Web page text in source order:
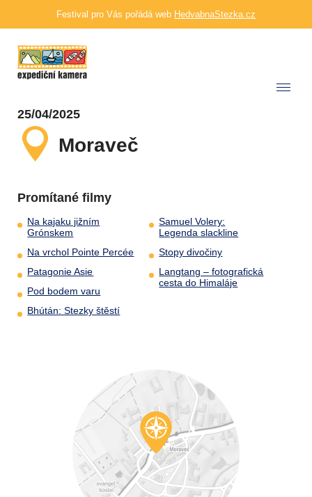
Festival pro Vás pořádá web HedvabnaStezka.cz
25/04/2025
Moraveč
Promítané filmy
Na kajaku jižním
Grónskem
Na vrchol Pointe Percée
Patagonie Asie
Pod bodem varu
Bhútán: Stezky štěstí
Samuel Volery:
Legenda slackline
Stopy divočiny
Langtang – fotografická
cesta do Himaláje